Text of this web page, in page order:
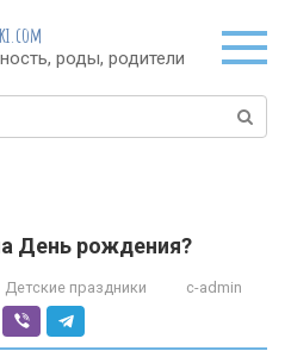
роды, родители
День рождения?
Детские праздники c-admin